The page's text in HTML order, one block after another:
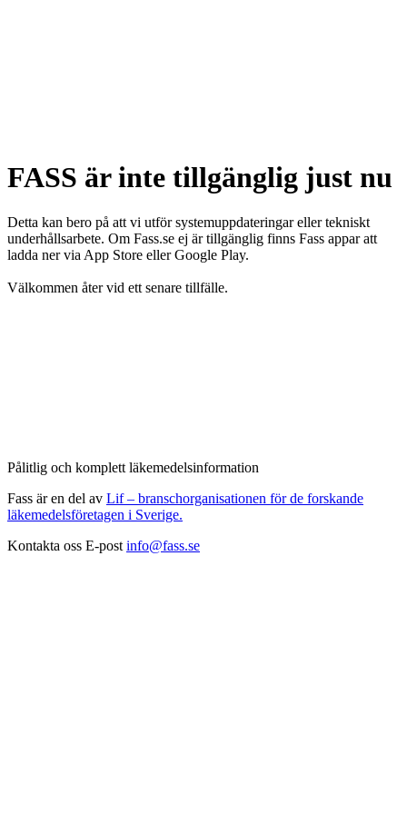
FASS är inte tillgänglig just nu
Detta kan bero på att vi utför systemuppdateringar eller tekniskt
underhållsarbete. Om Fass.se ej är tillgänglig finns Fass appar att
ladda ner via App Store eller Google Play.
Välkommen åter vid ett senare tillfälle.
Pålitlig och komplett läkemedelsinformation
Fass är en del av Lif – branschorganisationen för de forskande
läkemedelsföretagen i Sverige.
Kontakta oss E-post info@fass.se